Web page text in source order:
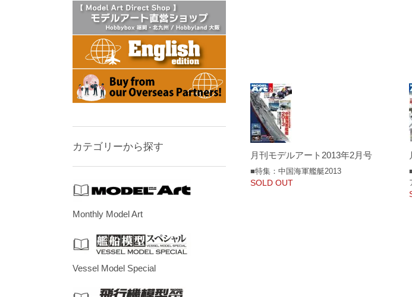
月刊モデルアート2013年2月号
■特集：中国海軍艦艇2013
SOLD OUT
カテゴリーから探す
Monthly Model Art
Vessel Model Special